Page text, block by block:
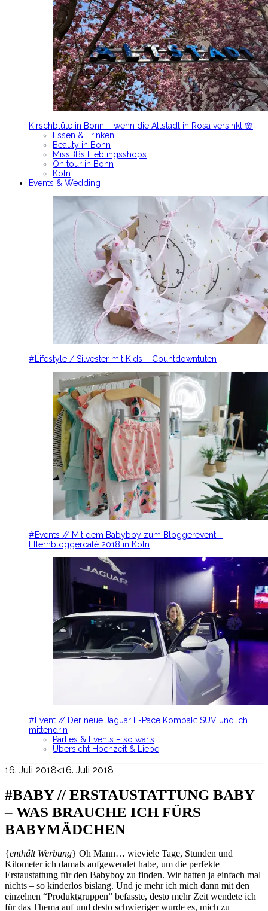
Kirschblüte in Bonn – wenn die Altstadt in Rosa versinkt 🌸
Essen & Trinken
Beauty in Bonn
MissBBs Lieblingsshops
On tour in Bonn
Köln
Events & Wedding
#Lifestyle / Silvester mit Kids – Countdowntüten
#Events // Mit dem Babyboy zum Bloggerevent –
Elternbloggercafé 2018 in Köln
#Event // Der neue Jaguar E-Pace Kompakt SUV und ich
mittendrin
Parties & Events – so war’s
Übersicht Hochzeit & Liebe
16. Juli 2018<16. Juli 2018
#BABY // ERSTAUSTATTUNG BABY
– WAS BRAUCHE ICH FÜRS
BABYMÄDCHEN
{enthält Werbung} Oh Mann… wieviele Tage, Stunden und
Kilometer ich damals aufgewendet habe, um die perfekte
Erstaustattung für den Babyboy zu finden. Wir hatten ja einfach mal
nichts – so kinderlos bislang. Und je mehr ich mich dann mit den
einzelnen “Produktgruppen” befasste, desto mehr Zeit wendete ich
für das Thema auf und desto schwieriger wurde es, mich zu